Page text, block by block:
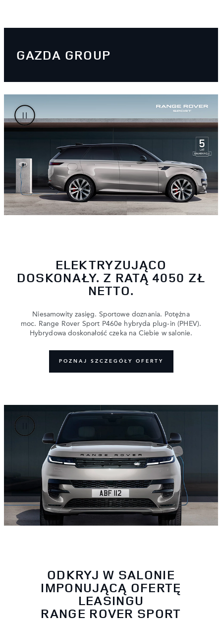
GAZDA GROUP
ELEKTRYZUJĄCO
DOSKONAŁY. Z RATĄ 4050 ZŁ
NETTO.
Niesamowity zasięg. Sportowe doznania. Potężna
moc. Range Rover Sport P460e hybryda plug-in (PHEV).
Hybrydowa doskonałość czeka na Ciebie w salonie.
POZNAJ SZCZEGÓŁY OFERTY
ODKRYJ W SALONIE
IMPONUJĄCĄ OFERTĘ
LEASINGU
RANGE ROVER SPORT